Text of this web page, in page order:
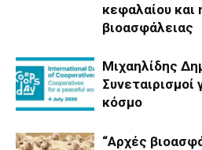
κεφαλαίου και
βιοασφάλειας
Μιχαηλίδης
Συνεταιρισμοί
κόσμο
“Αρχές